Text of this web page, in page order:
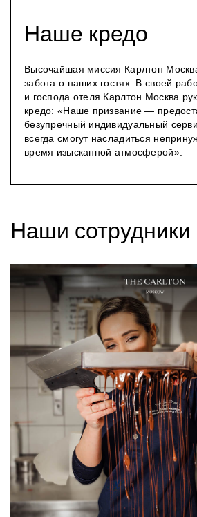
Наше кредо
Высочайшая миссия Карлтон
забота о наших гостях. В своей
и господа отеля Карлтон Москва
кредо: «Наше призвание —
безупречный индивидуальный
всегда смогут насладиться
время изысканной атмосферой».
Наши сотрудники